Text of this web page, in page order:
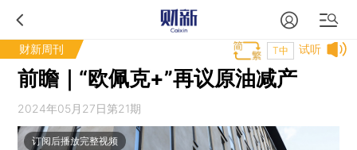
财新周刊 试听
T中
前瞻｜“欧佩克+”再议原油减产
2024年05月27日第21期
订阅后播放完整视频